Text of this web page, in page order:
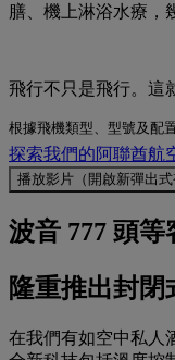
膳、機上淋浴水療，
飛行不只是飛行。這
根據飛機類型、型號及配
探索我們的阿聯酋航
播放影片（開啟新彈出式
波音 777 頭等
隆重推出封閉
在我們有如空中私人